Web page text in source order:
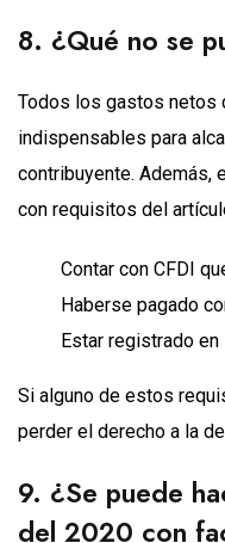
8. ¿Qué no se
Todos los gastos netos
indispensables para
contribuyente. Además,
con requisitos del
Contar con CFDI
Haberse pagado
Estar registrado
Si alguno de estos
perder el derecho a la
9. ¿Se puede
del 2020 con